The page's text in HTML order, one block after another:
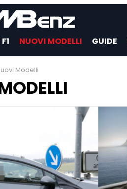
NUOVI MODELLI GUIDE
Modelli